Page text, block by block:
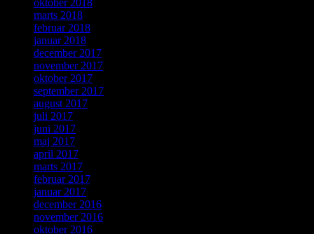
marts 2018
februar 2018
januar 2018
december 2017
november 2017
oktober 2017
september 2017
august 2017
juli 2017
juni 2017
maj 2017
april 2017
marts 2017
februar 2017
januar 2017
december 2016
november 2016
oktober 2016